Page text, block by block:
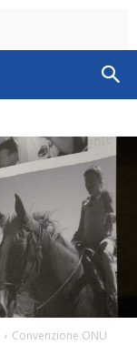
Convenzione ONU